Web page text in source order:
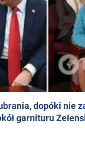
dopóki nie
garnituru